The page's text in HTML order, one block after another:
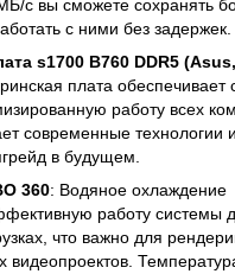
с вы сможете сохранять
с ними без задержек.
s1700 B760 DDR5
плата обеспечивает
работу всех
современные технологии
в будущем.
360: Водяное охлаждение
работу системы
что важно для
видеопроектов.